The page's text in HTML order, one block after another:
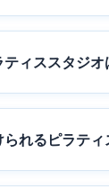
ィススタジオ
れるピラテ